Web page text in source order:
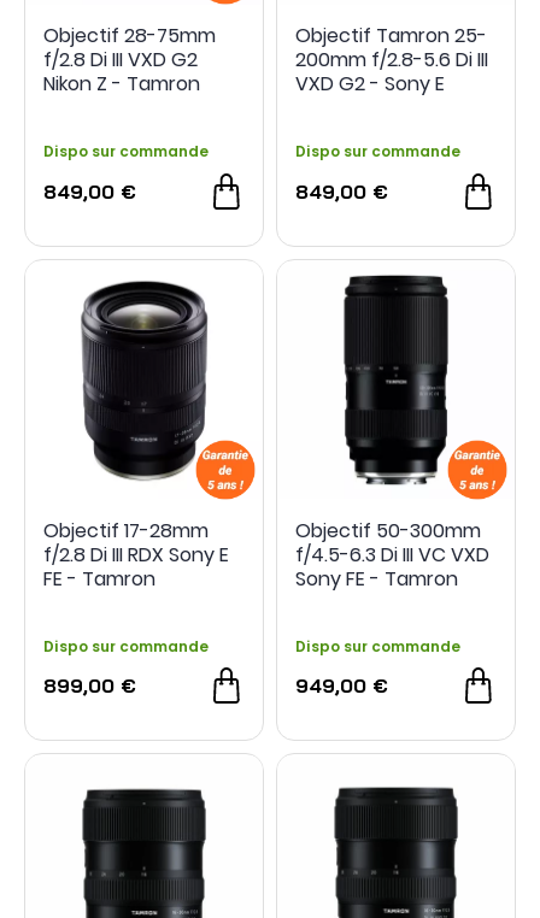
Objectif 28-75mm
f/2.8 Di III VXD G2
Nikon Z - Tamron
Dispo sur commande
849,00 €
Objectif Tamron 25-
200mm f/2.8-5.6 Di III
VXD G2 - Sony E
Dispo sur commande
849,00 €
Objectif 17-28mm
f/2.8 Di III RDX Sony E
FE - Tamron
Dispo sur commande
899,00 €
Objectif 50-300mm
f/4.5-6.3 Di III VC VXD
Sony FE - Tamron
Dispo sur commande
949,00 €